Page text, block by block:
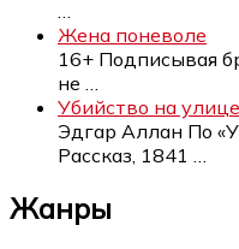
Жена поневоле
16+ Подписывая
не
Убийство на
Эдгар Аллан По
Рассказ, 1841
Жанры